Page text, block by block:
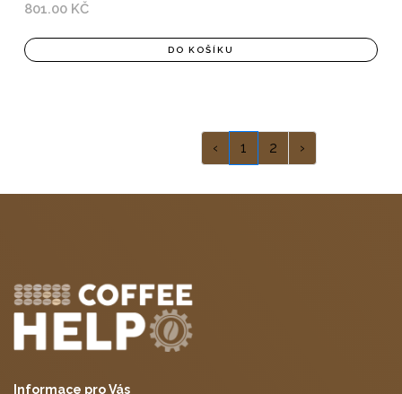
801.00 KČ
DO KOŠÍKU
‹ 1 2 ›
Informace pro Vás